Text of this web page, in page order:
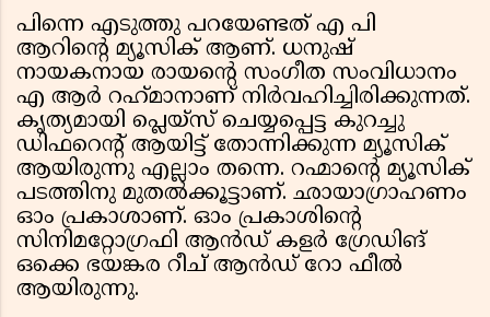
പിന്നെ എടുത്തു പറയേണ്ടത് എ പി
ആറിന്റെ മ്യൂസിക് ആണ്. ധനുഷ്
നായകനായ രായന്റെ സംഗീത സംവിധാനം
എ ആര്‍ റഹ്‍മാനാണ് നിര്‍വഹിച്ചിരിക്കുന്നത്.
കൃത്യമായി പ്ലെയ്സ് ചെയ്യപ്പെട്ട കുറച്ചു
ഡിഫറെന്റ് ആയിട്ട് തോന്നിക്കുന്ന മ്യൂസിക്
ആയിരുന്നു എല്ലാം തന്നെ. റഹ്മാന്റെ മ്യൂസിക്
പടത്തിനു മുതൽക്കൂട്ടാണ്. ഛായാഗ്രാഹണം
ഓം പ്രകാശാണ്. ഓം പ്രകാശിന്റെ
സിനിമറ്റോഗ്രഫി ആൻഡ് കളർ ഗ്രേഡിങ്
ഒക്കെ ഭയങ്കര റീച് ആൻഡ് റോ ഫീൽ
ആയിരുന്നു.